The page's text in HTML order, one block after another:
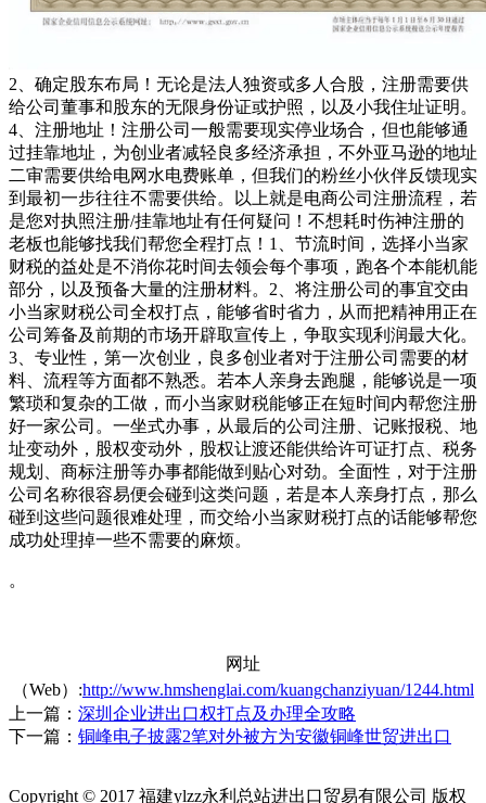
2、确定股东布局！无论是法人独资或多人合股，注册需要供
给公司董事和股东的无限身份证或护照，以及小我住址证明。
4、注册地址！注册公司一般需要现实停业场合，但也能够通
过挂靠地址，为创业者减轻良多经济承担，不外亚马逊的地址
二审需要供给电网水电费账单，但我们的粉丝小伙伴反馈现实
到最初一步往往不需要供给。以上就是电商公司注册流程，若
是您对执照注册/挂靠地址有任何疑问！不想耗时伤神注册的
老板也能够找我们帮您全程打点！1、节流时间，选择小当家
财税的益处是不消你花时间去领会每个事项，跑各个本能机能
部分，以及预备大量的注册材料。2、将注册公司的事宜交由
小当家财税公司全权打点，能够省时省力，从而把精神用正在
公司筹备及前期的市场开辟取宣传上，争取实现利润最大化。
3、专业性，第一次创业，良多创业者对于注册公司需要的材
料、流程等方面都不熟悉。若本人亲身去跑腿，能够说是一项
繁琐和复杂的工做，而小当家财税能够正在短时间内帮您注册
好一家公司。一坐式办事，从最后的公司注册、记账报税、地
址变动外，股权变动外，股权让渡还能供给许可证打点、税务
规划、商标注册等办事都能做到贴心对劲。全面性，对于注册
公司名称很容易便会碰到这类问题，若是本人亲身打点，那么
碰到这些问题很难处理，而交给小当家财税打点的话能够帮您
成功处理掉一些不需要的麻烦。
。
网址
（Web）:http://www.hmshenglai.com/kuangchanziyuan/1244.html
上一篇： 深圳企业进出口权打点及办理全攻略
下一篇： 铜峰电子披露2笔对外被方为安徽铜峰世贸进出口
Copyright © 2017 福建ylzz永利总站进出口贸易有限公司 版权